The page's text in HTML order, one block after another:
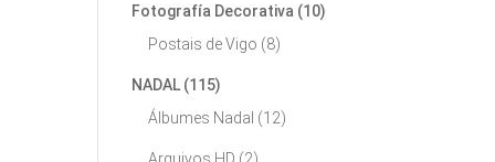
Fotografía Decorativa (10)
Postais de Vigo (8)
NADAL (115)
Álbumes Nadal (12)
Arquivos HD (2)